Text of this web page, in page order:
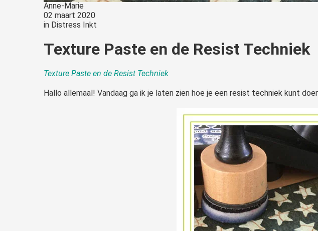
Anne-Marie
02 maart 2020
in Distress Inkt
Texture Paste en de Resist Techniek
Texture Paste en de Resist Techniek
Hallo allemaal! Vandaag ga ik je laten zien hoe je een resist techniek kunt